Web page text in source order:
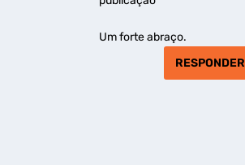
Um forte abraço.
RESPONDER